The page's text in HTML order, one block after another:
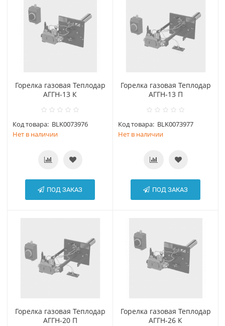
Горелка газовая Теплодар
АГГН-13 К
Код товара: BLK0073976
Нет в наличии
ПОД ЗАКАЗ
Горелка газовая Теплодар
АГГН-13 П
Код товара: BLK0073977
Нет в наличии
ПОД ЗАКАЗ
Горелка газовая Теплодар
АГГН-20 П
Горелка газовая Теплодар
АГГН-26 К